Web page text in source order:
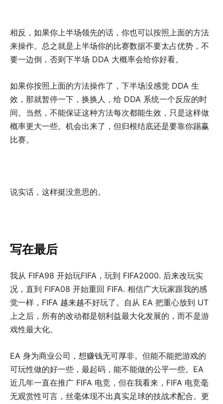
相反，如果你上半场领先的话，你也可以按照上面的方法
来操作。总之就是上半场你的比赛数据不要太占优势，不
要一边倒，否则下半场 DDA 大概率会给你好看。
如果你按照上面的方法操作了，下半场没感觉 DDA 生
效，那就暂停一下，换换人，给 DDA 系统一个反应的时
间。当然，不能保证这种方法每次都能生效，只是这样做
概率更大一些。机会出来了，但归根结底还是要靠你踢赢
比赛。
说实话，这样挺没意思的。
写在最后
我从 FIFA98 开始玩FIFA，玩到 FIFA2000. 后来改玩实
况，直到 FIFA08 开始重回 FIFA. 相信广大玩家跟我的感
觉一样，FIFA 越来越不好玩了。自从 EA 把重心放到 UT
上之后，所有的改动都是朝利益最大化发展的，而不是游
戏性最大化。
EA 身为商业公司，想赚钱无可厚非。但能不能把游戏的
可玩性做的好一些，最起码，能不能做的公平一些。EA
近几年一直在推广 FIFA 电竞，但在我看来，FIFA 电竞毫
无观赏性可言，丝毫体现不出真实足球的技战术配合。更